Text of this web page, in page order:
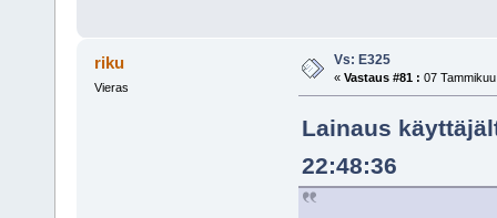
riku
Vieras
Vs: E325
« Vastaus #81 : 07
Lainaus
22:48:36